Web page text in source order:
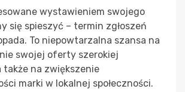
wystawieniem swojego
się spieszyć – termin zgłoszeń
To niepowtarzalna szansa na
swojej oferty szerokiej
także na zwiększenie
marki w lokalnej społeczności.